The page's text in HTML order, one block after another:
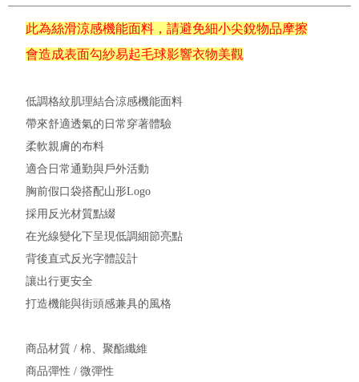
此為絲滑涼感機能面料，請避免細小尖銳物品摩擦
會造成表面勾紗易起毛球影響衣物美觀
低調格紋肌理結合涼感機能面料
帶來舒適透氣的日常穿著體驗
柔軟親膚的布料
適合日常通勤與戶外活動
胸前假口袋搭配山形Logo
採用反光材質點綴
在光線變化下呈現低調細節亮點
背後直式反光字體設計
讓出行更安全
打造機能與街頭感兼具的風格
商品材質 / 棉、聚酯纖維
商品彈性 / 微彈性